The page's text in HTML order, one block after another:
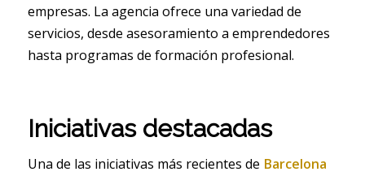
empresas. La agencia ofrece una variedad de
servicios, desde asesoramiento a emprendedores
hasta programas de formación profesional.
Iniciativas destacadas
Una de las iniciativas más recientes de Barcelona